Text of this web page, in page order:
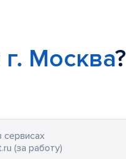
г. Москва?
сервисах
(за работу)